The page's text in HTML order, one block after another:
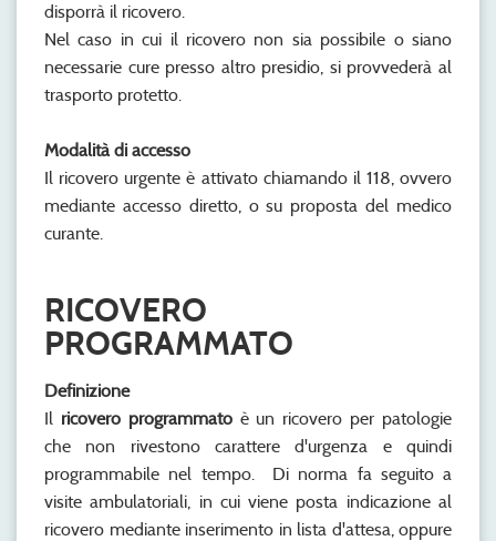
disporrà il ricovero.
Nel caso in cui il ricovero non sia possibile o siano
necessarie cure presso altro presidio, si provvederà al
trasporto protetto.
Modalità di accesso
Il ricovero urgente è attivato chiamando il 118, ovvero
mediante accesso diretto, o su proposta del medico
curante.
RICOVERO
PROGRAMMATO
Definizione
Il ricovero programmatoè un ricovero per patologie
che non rivestono carattere d'urgenza e quindi
programmabile nel tempo. Di norma fa seguito a
visite ambulatoriali, in cui viene posta indicazione al
ricovero mediante inserimento in lista d'attesa, oppure